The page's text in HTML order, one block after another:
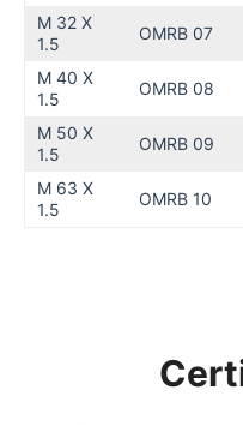
M 32 X
1.5
OMRB 07
M 40 X
1.5
OMRB 08
M 50 X
1.5
OMRB 09
M 63 X
1.5
OMRB 10